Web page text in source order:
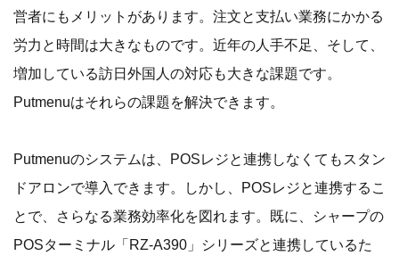
営者にもメリットがあります。注文と支払い業務にかかる
労力と時間は大きなものです。近年の人手不足、そして、
増加している訪日外国人の対応も大きな課題です。
Putmenuはそれらの課題を解決できます。
Putmenuのシステムは、POSレジと連携しなくてもスタン
ドアロンで導入できます。しかし、POSレジと連携するこ
とで、さらなる業務効率化を図れます。既に、シャープの
POSターミナル「RZ-A390」シリーズと連携しているた